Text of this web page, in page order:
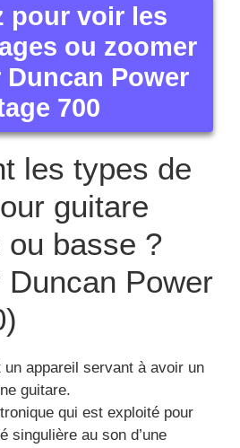
pour voir les
ou zoomer
Duncan Power
700
les types de
guitare
ou basse ?
Duncan Power
un appareil servant à avoir un
guitare.
qui est exploité pour
singulière au son d’une